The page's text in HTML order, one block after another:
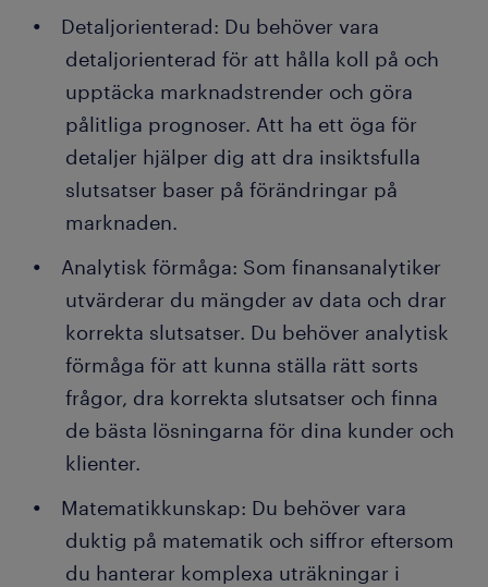
Detaljorienterad: Du behöver vara
detaljorienterad för att hålla koll på och
upptäcka marknadstrender och göra
pålitliga prognoser. Att ha ett öga för
detaljer hjälper dig att dra insiktsfulla
slutsatser baser på förändringar på
marknaden.
Analytisk förmåga: Som finansanalytiker
utvärderar du mängder av data och drar
korrekta slutsatser. Du behöver analytisk
förmåga för att kunna ställa rätt sorts
frågor, dra korrekta slutsatser och finna
de bästa lösningarna för dina kunder och
klienter.
Matematikkunskap: Du behöver vara
duktig på matematik och siffror eftersom
du hanterar komplexa uträkningar i